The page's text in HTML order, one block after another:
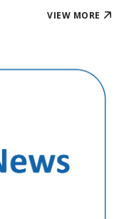
VIEW MORE